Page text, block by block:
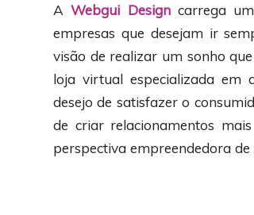
AWebgui Designcarrega
empresas que desejam ir
visão de realizar um sonho
loja virtual especializada em
desejo de satisfazer o
de criar relacionamentos
perspectiva empreendedora